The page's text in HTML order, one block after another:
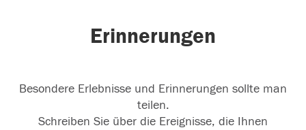
Erinnerungen
Besondere Erlebnisse und Erinnerungen sollte man
teilen.
Schreiben Sie über die Ereignisse, die Ihnen